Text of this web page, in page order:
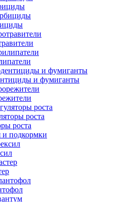
и фумиганты
роста
роста
и подкормки